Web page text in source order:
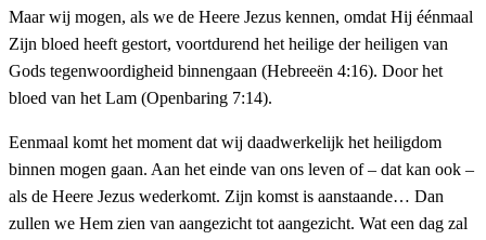
Maar wij mogen, als we de Heere Jezus kennen, omdat Hij éénmaal
Zijn bloed heeft gestort, voortdurend het heilige der heiligen van
Gods tegenwoordigheid binnengaan (Hebreeën 4:16). Door het
bloed van het Lam (Openbaring 7:14).
Eenmaal komt het moment dat wij daadwerkelijk het heiligdom
binnen mogen gaan. Aan het einde van ons leven of – dat kan ook –
als de Heere Jezus wederkomt. Zijn komst is aanstaande… Dan
zullen we Hem zien van aangezicht tot aangezicht. Wat een dag zal